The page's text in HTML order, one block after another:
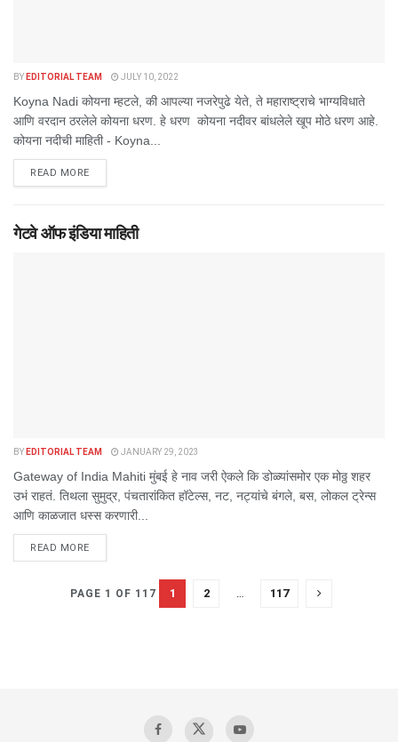
BY EDITORIAL TEAM JULY 10, 2022
Koyna Nadi कोयना म्हटले, की आपल्या नजरेपुढे येते, ते महाराष्ट्राचे भाग्यविधाते
आणि वरदान ठरलेले कोयना धरण. हे धरण कोयना नदीवर बांधलेले खूप मोठे धरण आहे.
कोयना नदीची माहिती - Koyna...
READ MOREDETAILS
गेटवे ऑफ इंडिया माहिती
BY EDITORIAL TEAM JANUARY 29, 2023
Gateway of India Mahiti मुंबई हे नाव जरी ऐकले कि डोळ्यांसमोर एक मोठ्ठ शहर
उभं राहतं. तिथला सुमुद्र, पंचतारांकित हॉटेल्स, नट, नट्यांचे बंगले, बस, लोकल ट्रेन्स
आणि काळजात धस्स करणारी...
READ MOREDETAILS
PAGE 1 OF 117 1 2 … 117